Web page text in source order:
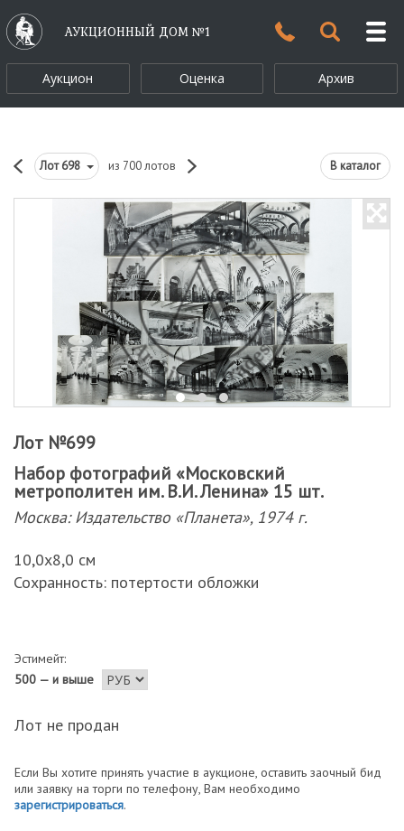
АУКЦИОННЫЙ ДОМ №1
Аукцион Оценка Архив
Лот698 из 700 лотов В каталог
Лот №699
Набор фотографий «Московский
метрополитен им. В.И. Ленина» 15 шт.
Москва: Издательство «Планета», 1974 г.
10,0х8,0 см
Сохранность: потертости обложки
Эстимейт:
500 — и выше
Лот не продан
Если Вы хотите принять участие в аукционе, оставить заочный бид
или заявку на торги по телефону, Вам необходимо
зарегистрироваться.